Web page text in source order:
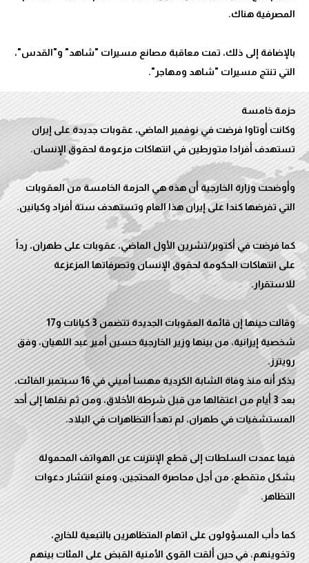
بالإضافة إلى ذلك، تمت معاقبة مصانع مسيرات "شاهد" و"القدس"،
وكانت أوتاوا فرضت في نوفمبر الماضي، عقوبات جديدة على إيران
وأوضحت وزارة الخارجية أن هذه هي الحزمة الخامسة من العقوبات
كما فرضت في أكتوبر/تشرين الأول الماضي، عقوبات على طهران، رداً
على انتهاكات الحكومة لحقوق الإنسان وتصرفاتها المزعزعة
وقالت حينها إن قائمة العقوبات الجديدة تتضمن 3 كيانات و17
شخصية إيرانية، من بينها وزير الخارجية حسين أمير عبد اللهيان، وفق
يذكر أنه منذ وفاة الشابة الكردية مهسا أميني في 16 سبتمبر الفائت،
بعد 3 أيام من اعتقالها من قبل شرطة الأخلاق، ومن ثم نقلها إلى أحد
فيما عمدت السلطات إلى قطع الإنترنت عن الهواتف المحمولة
بشكل متقطع، من أجل محاصرة المحتجين، ومنع انتشار دعوات
كما دأب المسؤولون على اتهام المتظاهرين بالتبعية للخارج،
وتخوينهم، في حين ألقت القوى الأمنية القبض على المئات بينهم